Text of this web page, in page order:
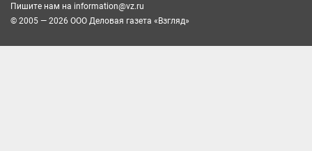
Пишите нам на information@vz.ru
© 2005 — 2026 ООО Деловая газета «Взгляд»